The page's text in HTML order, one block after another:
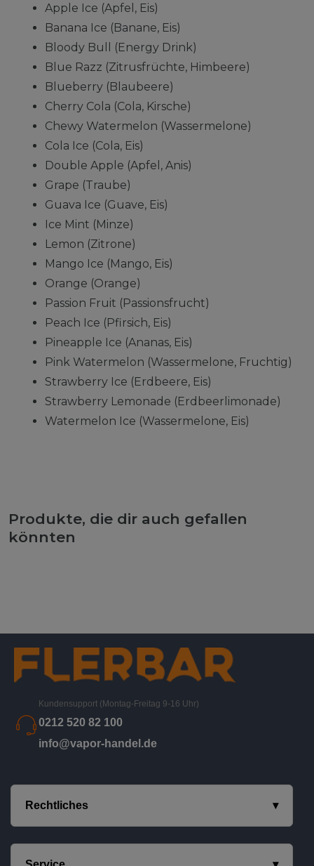
Apple Ice (Apfel, Eis)
Banana Ice (Banane, Eis)
Bloody Bull (Energy Drink)
Blue Razz (Zitrusfrüchte, Himbeere)
Blueberry (Blaubeere)
Cherry Cola (Cola, Kirsche)
Chewy Watermelon (Wassermelone)
Cola Ice (Cola, Eis)
Double Apple (Apfel, Anis)
Grape (Traube)
Guava Ice (Guave, Eis)
Ice Mint (Minze)
Lemon (Zitrone)
Mango Ice (Mango, Eis)
Orange (Orange)
Passion Fruit (Passionsfrucht)
Peach Ice (Pfirsich, Eis)
Pineapple Ice (Ananas, Eis)
Pink Watermelon (Wassermelone, Fruchtig)
Strawberry Ice (Erdbeere, Eis)
Strawberry Lemonade (Erdbeerlimonade)
Watermelon Ice (Wassermelone, Eis)
Produkte, die dir auch gefallen
könnten
Kundensupport (Montag-Freitag 9-16 Uhr)
0212 520 82 100
info@vapor-handel.de
Rechtliches